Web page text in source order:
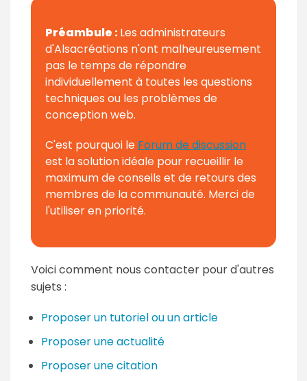
Préambule :Les administrateurs
d'Alsacréations n'ont malheureusement
pas le temps de répondre
individuellement à toutes les questions
techniques ou les problèmes de
conception web.
C'est pourquoi le Forum de discussion
est la solution idéale pour recueillir le
maximum de conseils et de retours des
membres de la communauté. Merci de
l'utiliser en priorité.
Voici comment nous contacter pour d'autres
sujets :
Proposer un tutoriel ou un article
Proposer une actualité
Proposer une citation